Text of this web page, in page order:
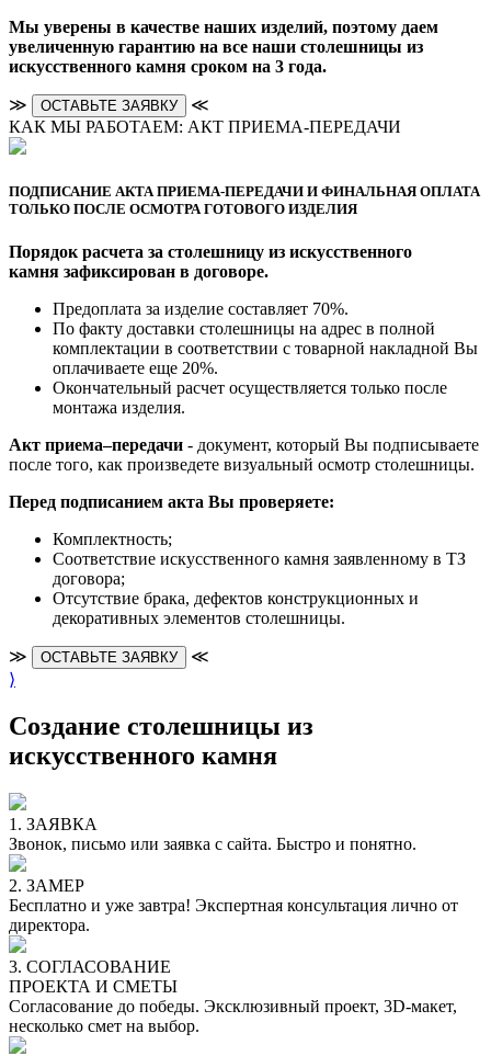
Мы уверены в качестве наших изделий, поэтому даем
увеличенную гарантию на все наши столешницы из
искусственного камня сроком на 3 года.
≫ ОСТАВЬТЕ ЗАЯВКУ
≪
КАК МЫ РАБОТАЕМ: АКТ ПРИЕМА-ПЕРЕДАЧИ
ПОДПИСАНИЕ АКТА ПРИЕМА-ПЕРЕДАЧИ И ФИНАЛЬНАЯ ОПЛАТА
ТОЛЬКО ПОСЛЕ ОСМОТРА ГОТОВОГО ИЗДЕЛИЯ
Порядок расчета за столешницу из искусственного
камня зафиксирован в договоре.
Предоплата за изделие составляет 70%.
По факту доставки столешницы на адрес в полной
комплектации в соответствии с товарной накладной Вы
оплачиваете еще 20%.
Окончательный расчет осуществляется только после
монтажа изделия.
Акт приема–передачи - документ, который Вы подписываете
после того, как произведете визуальный осмотр столешницы.
Перед подписанием акта Вы проверяете:
Комплектность;
Cоответствие искусственного камня заявленному в ТЗ
договора;
Отсутствие брака, дефектов конструкционных и
декоративных элементов столешницы.
≫ ОСТАВЬТЕ ЗАЯВКУ
≪
⟩
Создание столешницы из
искусственного камня
1. ЗАЯВКА
Звонок, письмо или заявка с сайта. Быстро и понятно.
2. ЗАМЕР
Бесплатно и уже завтра! Экспертная консультация лично от
директора.
3. СОГЛАСОВАНИЕ
ПРОЕКТА И СМЕТЫ
Согласование до победы. Эксклюзивный проект, 3D-макет,
несколько смет на выбор.